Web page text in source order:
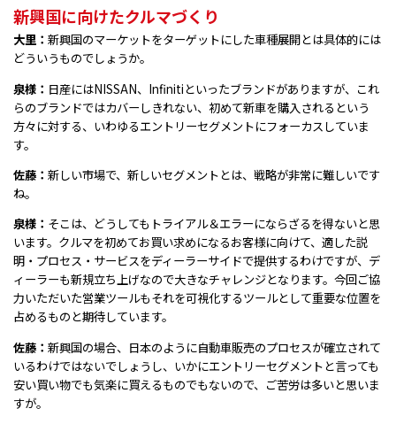
新興国に向けたクルマづくり
大里： 新興国のマーケットをターゲットにした車種展開とは具体的には
どういうものでしょうか。
泉様： 日産にはNISSAN、Infinitiといったブランドがありますが、これ
らのブランドではカバーしきれない、初めて新車を購入されるという
方々に対する、いわゆるエントリーセグメントにフォーカスしていま
す。
佐藤： 新しい市場で、新しいセグメントとは、戦略が非常に難しいです
ね。
泉様： そこは、どうしてもトライアル＆エラーにならざるを得ないと思
います。クルマを初めてお買い求めになるお客様に向けて、適した説
明・プロセス・サービスをディーラーサイドで提供するわけですが、デ
ィーラーも新規立ち上げなので大きなチャレンジとなります。今回ご協
力いただいた営業ツールもそれを可視化するツールとして重要な位置を
占めるものと期待しています。
佐藤： 新興国の場合、日本のように自動車販売のプロセスが確立されて
いるわけではないでしょうし、いかにエントリーセグメントと言っても
安い買い物でも気楽に買えるものでもないので、ご苦労は多いと思いま
すが。